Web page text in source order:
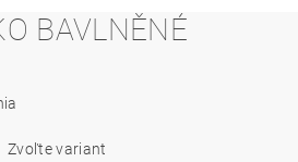
BAVLNĚNÉ
Zvoľte variant